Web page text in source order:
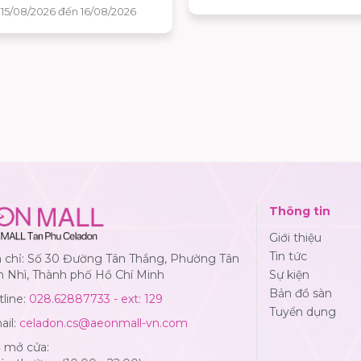
08/2026 đến 16/08/2026
chỉ: Số 30 Đường Tân Thắng, Phường Tân
Nhì, Thành phố Hồ Chí Minh
028.62887733 - ext: 129
celadon.cs@aeonmall-vn.com
mở cửa:
Thông tin
Giới thiệu
Tin tức
Sự kiện
Bản đồ sàn
Tuyển dụng